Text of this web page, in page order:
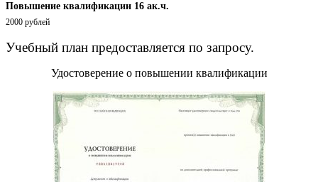
Повышение квалификации 16 ак.ч.
2000 рублей
Учебный план предоставляется по запросу.
Удостоверение о повышении квалификации